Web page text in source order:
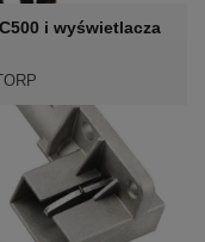
i wyświetlacza